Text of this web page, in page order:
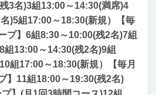
3名)3組13:00～14:30(満席)4
)5組17:00～18:30(新規）【毎
プ】6組8:30～10:00(残2名)7組
組13:00～14:30(残2名)9組
組17:00～18:30(新規）【毎月
】11組18:00～19:30(残2名)